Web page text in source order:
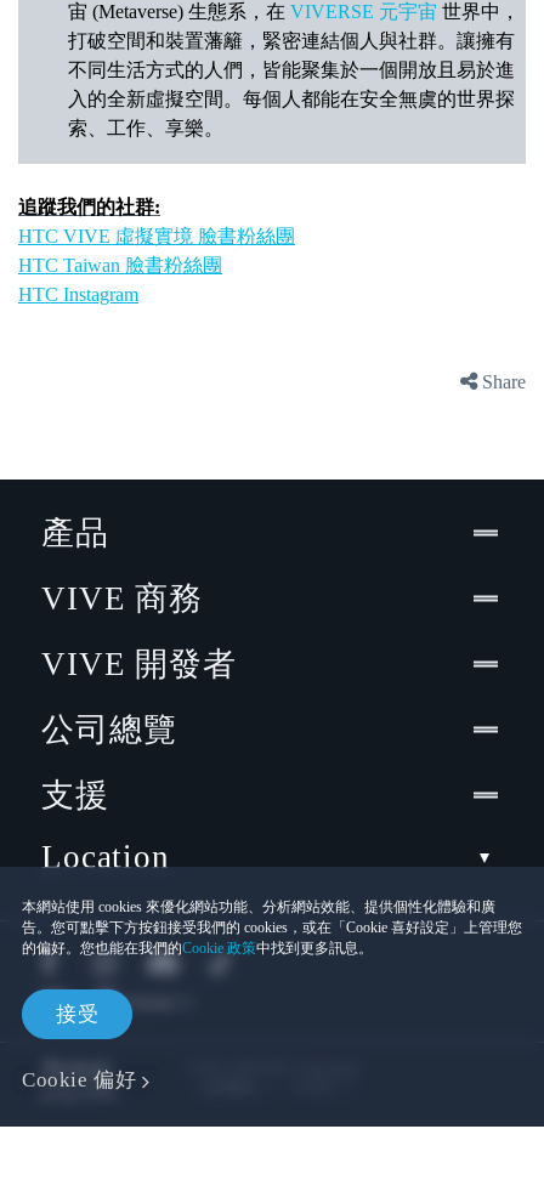
宙 (Metaverse) 生態系，在 VIVERSE 元宇宙 世界中，
打破空間和裝置藩籬，緊密連結個人與社群。讓擁有
不同生活方式的人們，皆能聚集於一個開放且易於進
入的全新虛擬空間。每個人都能在安全無虞的世界探
索、工作、享樂。
追蹤我們的社群:
HTC VIVE 虛擬實境 臉書粉絲團
HTC Taiwan 臉書粉絲團
HTC Instagram
Share
本網站使用 cookies 來優化網站功能、分析網站效能、提供個性化體驗和廣
告。您可點擊下方按鈕接受我們的 cookies，或在「Cookie 喜好設定」上管理您
的偏好。您也能在我們的Cookie 政策中找到更多訊息。
接受
Cookie 偏好
產品
VIVE 商務
VIVE 開發者
公司總覽
支援
Location